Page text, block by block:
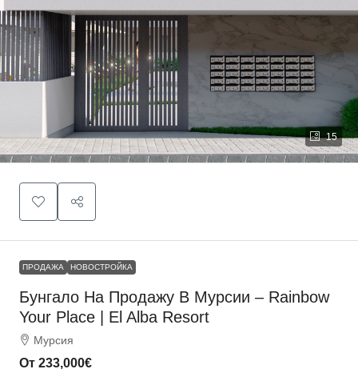
15
ПРОДАЖА НОВОСТРОЙКА
Бунгало На Продажу В Мурсии – Rainbow
Your Place | El Alba Resort
Мурсия
От 233,000€